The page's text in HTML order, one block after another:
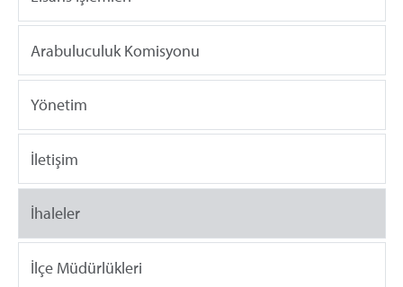
Arabuluculuk Komisyonu
Yönetim
İletişim
İhaleler
İlçe Müdürlükleri